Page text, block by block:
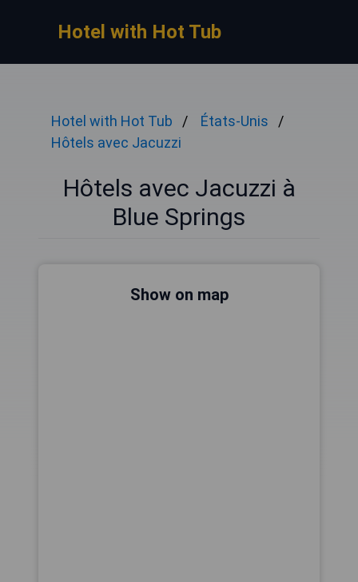
Hotel with Hot Tub
Hotel with Hot Tub
États-Unis
Hôtels avec Jacuzzi
Hôtels avec Jacuzzi à
Blue Springs
Show on map